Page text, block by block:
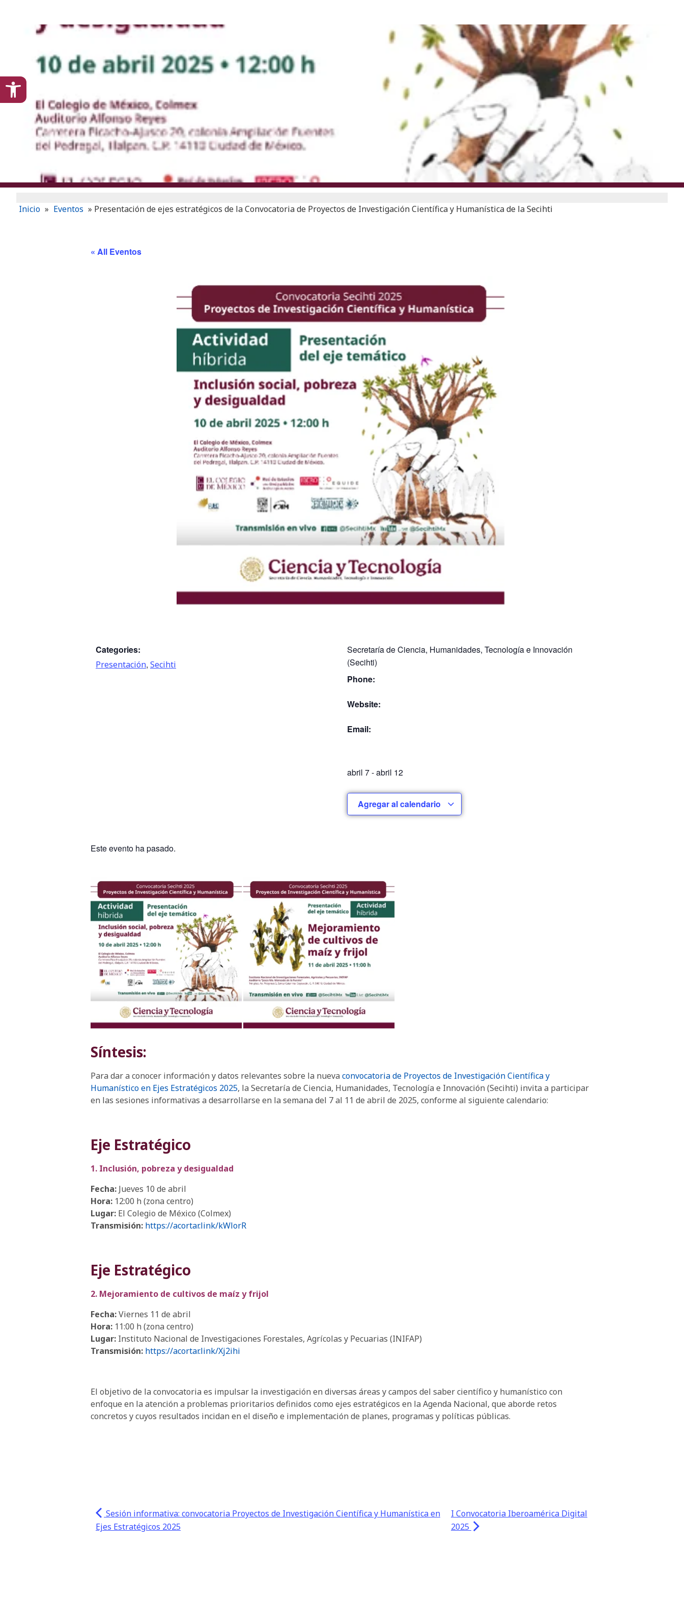
Inicio » Eventos » Presentación de ejes estratégicos de la Convocatoria de Proyectos de Investigación Científica y Humanística de la Secihti
« All Eventos
Categories:
Presentación, Secihti
Secretaría de Ciencia, Humanidades, Tecnología e Innovación
(Secihti)
Phone:
Website:
Email:
abril 7-abril 12
Agregar al calendario
Este evento ha pasado.
Síntesis:
Para dar a conocer información y datos relevantes sobre la nueva convocatoria de Proyectos de Investigación Científica y
Humanístico en Ejes Estratégicos 2025, la Secretaría de Ciencia, Humanidades, Tecnología e Innovación (Secihti) invita a participar
en las sesiones informativas a desarrollarse en la semana del 7 al 11 de abril de 2025, conforme al siguiente calendario:
Eje Estratégico
1. Inclusión, pobreza y desigualdad
Fecha: Jueves 10 de abril
Hora: 12:00 h (zona centro)
Lugar: El Colegio de México (Colmex)
Transmisión: https://acortar.link/kWlorR
Eje Estratégico
2. Mejoramiento de cultivos de maíz y frijol
Fecha:Viernes 11 de abril
Hora: 11:00 h (zona centro)
Lugar: Instituto Nacional de Investigaciones Forestales, Agrícolas y Pecuarias (INIFAP)
Transmisión: https://acortar.link/Xj2ihi
El objetivo de la convocatoria es impulsar la investigación en diversas áreas y campos del saber científico y humanístico con
enfoque en la atención a problemas prioritarios definidos como ejes estratégicos en la Agenda Nacional, que aborde retos
concretos y cuyos resultados incidan en el diseño e implementación de planes, programas y políticas públicas.
Sesión informativa: convocatoria Proyectos de Investigación Científica y Humanística en
Ejes Estratégicos 2025
I Convocatoria Iberoamérica Digital
2025
Open toolbar